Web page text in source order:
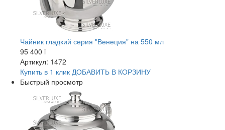
Чайник гладкий серия "Венеция" на 550 мл
95 400 i
Артикул: 1472
Купить в 1 клик ДОБАВИТЬ В КОРЗИНУ
Быстрый просмотр